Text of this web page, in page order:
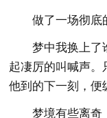
做了一场彻底
梦中我换上了
起凄厉的叫喊声。
他到的下一刻，便
梦境有些离奇